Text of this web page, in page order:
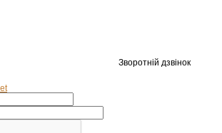
Зворотній дзвінок